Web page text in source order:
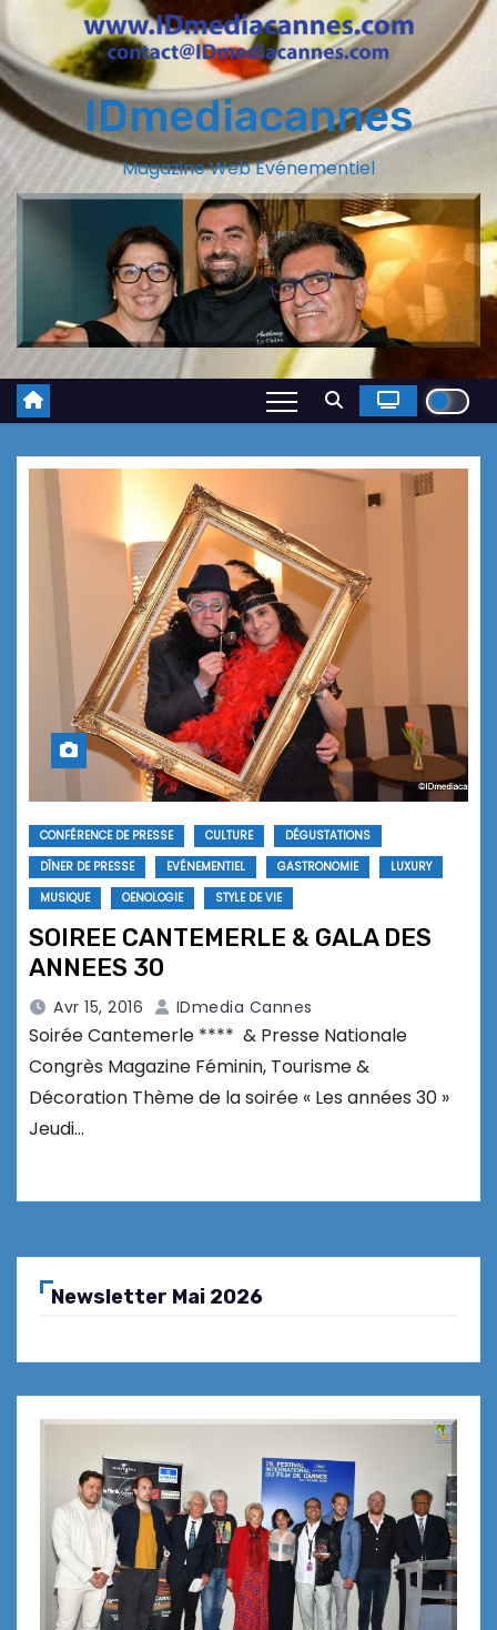
IDmediacannes
Magazine Web Evénementiel
CONFÉRENCE DE PRESSE CULTURE
DÉGUSTATIONS
DÎNER DE PRESSE
EVÉNEMENTIEL GASTRONOMIE
LUXURY
MUSIQUE
OENOLOGIE STYLE DE VIE
SOIREE CANTEMERLE & GALA DES
ANNEES 30
Avr 15, 2016 IDmedia Cannes
Soirée Cantemerle **** & Presse Nationale
Congrès Magazine Féminin, Tourisme &
Décoration Thème de la soirée « Les années 30 »
Jeudi…
Newsletter Mai 2026